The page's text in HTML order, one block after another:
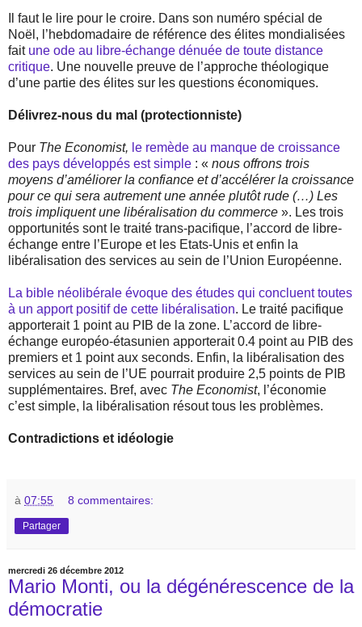
Il faut le lire pour le croire. Dans son numéro spécial de
Noël, l’hebdomadaire de référence des élites mondialisées
fait une ode au libre-échange dénuée de toute distance
critique. Une nouvelle preuve de l’approche théologique
d’une partie des élites sur les questions économiques.
Délivrez-nous du mal (protectionniste)
Pour The Economist, le remède au manque de croissance
des pays développés est simple : « nous offrons trois
moyens d’améliorer la confiance et d’accélérer la croissance
pour ce qui sera autrement une année plutôt rude (…) Les
trois impliquent une libéralisation du commerce ». Les trois
opportunités sont le traité trans-pacifique, l’accord de libre-
échange entre l’Europe et les Etats-Unis et enfin la
libéralisation des services au sein de l’Union Européenne.
La bible néolibérale évoque des études qui concluent toutes
à un apport positif de cette libéralisation. Le traité pacifique
apporterait 1 point au PIB de la zone. L’accord de libre-
échange européo-étasunien apporterait 0.4 point au PIB des
premiers et 1 point aux seconds. Enfin, la libéralisation des
services au sein de l’UE pourrait produire 2,5 points de PIB
supplémentaires. Bref, avec The Economist, l’économie
c’est simple, la libéralisation résout tous les problèmes.
Contradictions et idéologie
à 07:55 8 commentaires:
Partager
mercredi 26 décembre 2012
Mario Monti, ou la dégénérescence de la
démocratie